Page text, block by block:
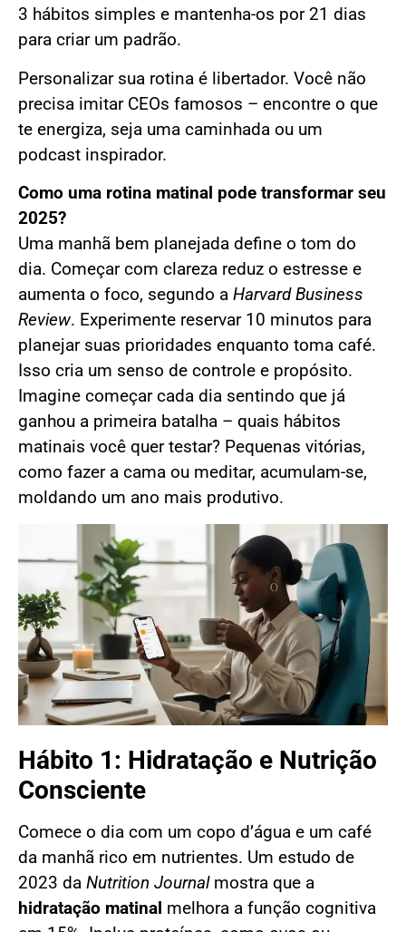
3 hábitos simples e mantenha-os por 21 dias
para criar um padrão.
Personalizar sua rotina é libertador. Você não
precisa imitar CEOs famosos – encontre o que
te energiza, seja uma caminhada ou um
podcast inspirador.
Como uma rotina matinal pode transformar seu
2025?
Uma manhã bem planejada define o tom do
dia. Começar com clareza reduz o estresse e
aumenta o foco, segundo a Harvard Business
Review. Experimente reservar 10 minutos para
planejar suas prioridades enquanto toma café.
Isso cria um senso de controle e propósito.
Imagine começar cada dia sentindo que já
ganhou a primeira batalha – quais hábitos
matinais você quer testar? Pequenas vitórias,
como fazer a cama ou meditar, acumulam-se,
moldando um ano mais produtivo.
Hábito 1: Hidratação e Nutrição
Consciente
Comece o dia com um copo d’água e um café
da manhã rico em nutrientes. Um estudo de
2023 da Nutrition Journalmostra que a
hidratação matinal melhora a função cognitiva